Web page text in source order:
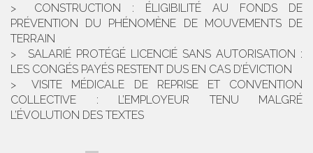
CONSTRUCTION : ÉLIGIBILITÉ AU FONDS DE
PRÉVENTION DU PHÉNOMÈNE DE MOUVEMENTS DE
TERRAIN
SALARIÉ PROTÉGÉ LICENCIÉ SANS AUTORISATION :
LES CONGÉS PAYÉS RESTENT DUS EN CAS D’ÉVICTION
VISITE MÉDICALE DE REPRISE ET CONVENTION
COLLECTIVE : L’EMPLOYEUR TENU MALGRÉ
L’ÉVOLUTION DES TEXTES